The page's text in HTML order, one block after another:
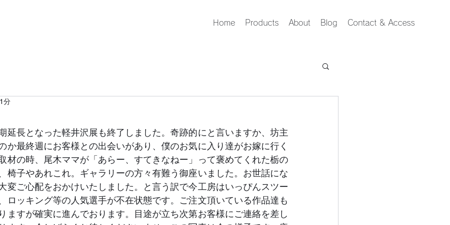
Home Products About Blog Contact & Access
分
延長となった軽井沢展も終了しました。奇跡的にと言いますか、坊主
か最終週にお客様との出会いがあり、僕のお気に入り達がお嫁に行く
材の時、尾木ママが「あらー、すてきなねー」って褒めてくれた栃の
椅子やあれこれ。ギャラリーの方々有難う御座いました。お世話にな
変ご心配をおかけいたしました。と言う訳で今工房はいっぴんスツー
ロッキング等の人気選手が不在状態です。ご注文頂いている作品達も
ますが確実に進んでおります。目途が立ち次第お客様にご連絡を差し